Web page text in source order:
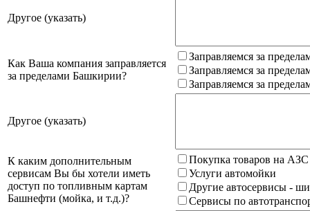
Другое (указать)
Как Ваша компания заправляется
за пределами Башкирии?
Заправляемся за
Заправляемся за
Заправляемся за
Другое (указать)
К каким дополнительным
сервисам Вы бы хотели иметь
доступ по топливным картам
Башнефти (мойка, и т.д.)?
Покупка товаров на
Услуги автомойки
Другие автосервисы -
Сервисы по